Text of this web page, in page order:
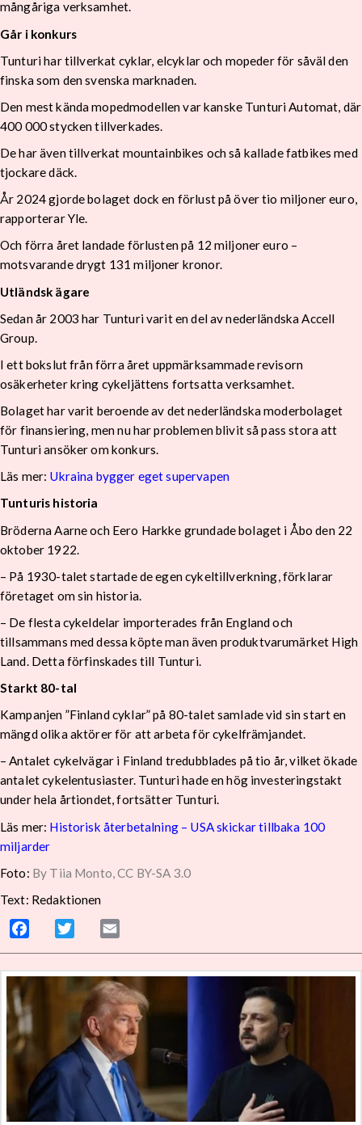
mångåriga verksamhet.
Går i konkurs
Tunturi har tillverkat cyklar, elcyklar och mopeder för såväl den
finska som den svenska marknaden.
Den mest kända mopedmodellen var kanske Tunturi Automat, där
400 000 stycken tillverkades.
De har även tillverkat mountainbikes och så kallade fatbikes med
tjockare däck.
År 2024 gjorde bolaget dock en förlust på över tio miljoner euro,
rapporterar Yle.
Och förra året landade förlusten på 12 miljoner euro –
motsvarande drygt 131 miljoner kronor.
Utländsk ägare
Sedan år 2003 har Tunturi varit en del av nederländska Accell
Group.
I ett bokslut från förra året uppmärksammade revisorn
osäkerheter kring cykeljättens fortsatta verksamhet.
Bolaget har varit beroende av det nederländska moderbolaget
för finansiering, men nu har problemen blivit så pass stora att
Tunturi ansöker om konkurs.
Läs mer: Ukraina bygger eget supervapen
Tunturis historia
Bröderna Aarne och Eero Harkke grundade bolaget i Åbo den 22
oktober 1922.
– På 1930-talet startade de egen cykeltillverkning, förklarar
företaget om sin historia.
– De flesta cykeldelar importerades från England och
tillsammans med dessa köpte man även produktvarumärket High
Land. Detta förfinskades till Tunturi.
Starkt 80-tal
Kampanjen ”Finland cyklar” på 80-talet samlade vid sin start en
mängd olika aktörer för att arbeta för cykelfrämjandet.
– Antalet cykelvägar i Finland tredubblades på tio år, vilket ökade
antalet cykelentusiaster. Tunturi hade en hög investeringstakt
under hela årtiondet, fortsätter Tunturi.
Läs mer: Historisk återbetalning – USA skickar tillbaka 100
miljarder
Foto: By Tiia Monto, CC BY-SA 3.0
Text: Redaktionen
Facebook Twitter